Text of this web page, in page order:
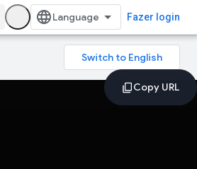
Fazer login